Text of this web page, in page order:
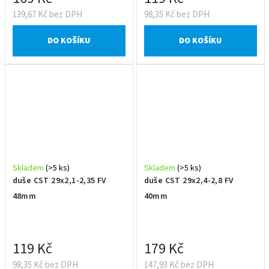
139,67 Kč bez DPH
DO KOŠÍKU
98,35 Kč bez DPH
DO KOŠÍKU
duše CST 29x2,1-2,35 FV
48mm
Skladem (>5 ks)
98,35 Kč bez DPH
119 Kč
duše CST 29x2,4-2,8 FV
40mm
Skladem (>5 ks)
147,93 Kč bez DPH
179 Kč